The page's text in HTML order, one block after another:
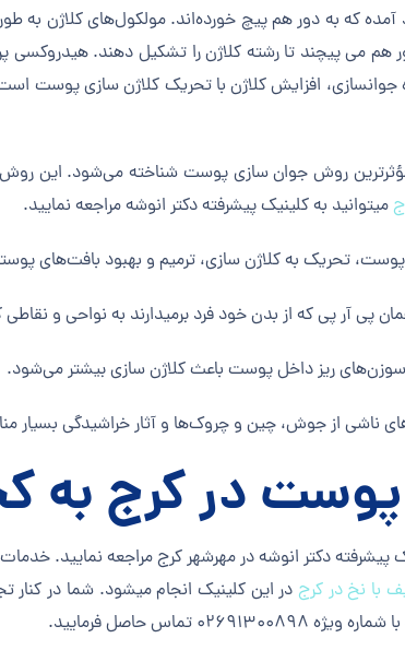
آمده که به دور هم پیچ خورده‌اند. مولکول‌های کلاژن
دور هم می پیچند تا رشته کلاژن را تشکیل دهند.
افزایش کلاژن با تحریک کلاژن سازی پوست
روش جوان سازی پوست شناخته می‌شود. این روش
میتوانید به کلینیک پیشرفته دکتر انوشه مراجعه نمایید.
تحریک به کلاژن سازی، ترمیم و بهبود بافت‌های
پی آر پی که از بدن خود فرد برمیدارند به نواحی و
ریز داخل پوست باعث کلاژن سازی بیشتر می‌شود.
ناشی از جوش، چین و چروک‌ها و آثار خراشیدگی
در کرج به
دکتر انوشه در مهرشهر کرج مراجعه نمایید.
با نخ در کرج در این کلینیک انجام میشود. شما در کنار
تماس حاصل فرمایید.